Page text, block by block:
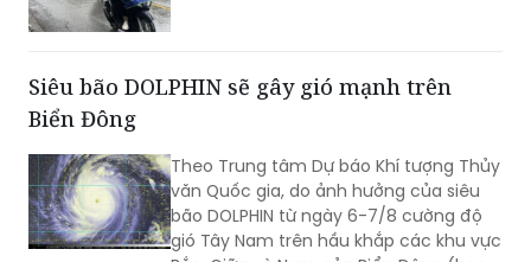
Siêu bão DOLPHIN sẽ gây gió mạnh trên
Biển Đông
Theo Trung tâm Dự báo Khí tượng Thủy
văn Quốc gia, do ảnh hưởng của siêu
bão DOLPHIN từ ngày 6-7/8 cường độ
gió Tây Nam trên hầu khắp các khu vực